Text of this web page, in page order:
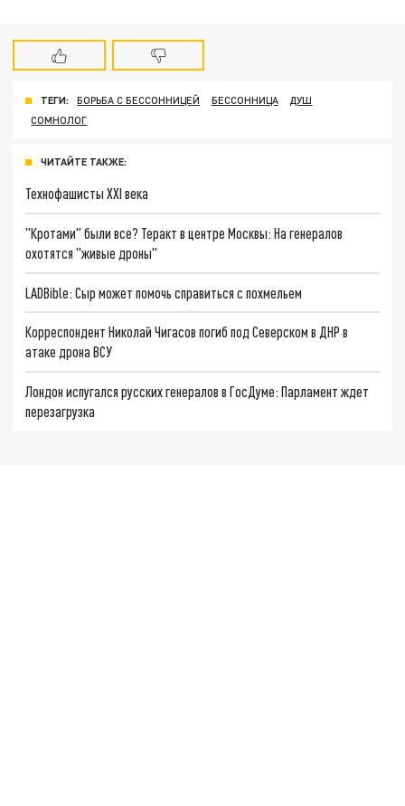
ТЕГИ: БОРЬБА С БЕССОННИЦЕЙ БЕССОННИЦА
ДУШ
СОМНОЛОГ
ЧИТАЙТЕ ТАКЖЕ:
Технофашисты XXI века
"Кротами" были все? Теракт в центре Москвы: На генералов
охотятся "живые дроны"
LADBible: Сыр может помочь справиться с похмельем
Корреспондент Николай Чигасов погиб под Северском в ДНР в
атаке дрона ВСУ
Лондон испугался русских генералов в ГосДуме: Парламент ждет
перезагрузка